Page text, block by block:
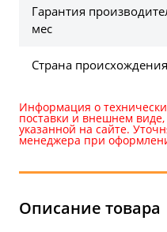
Гарантия
мес
Страна происхождения
Информация о
поставки и внешнем
указанной на сайте.
менеджера при
Описание товара